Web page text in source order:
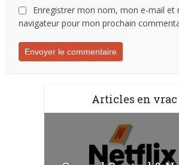
Enregistrer mon nom, mon e-mail et
navigateur pour mon prochain
Articles en vrac